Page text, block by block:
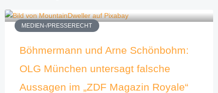
MEDIEN-/PRESSERECHT
Böhmermann und Arne Schönbohm:
OLG München untersagt falsche
Aussagen im „ZDF Magazin Royale“